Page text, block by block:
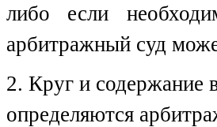
либо если
арбитражный суд
2. Круг и содержание
определяются